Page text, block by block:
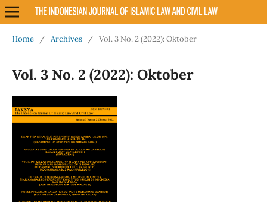
Home / Archives / Vol. 3 No. 2 (2022): Oktober
Vol. 3 No. 2 (2022): Oktober